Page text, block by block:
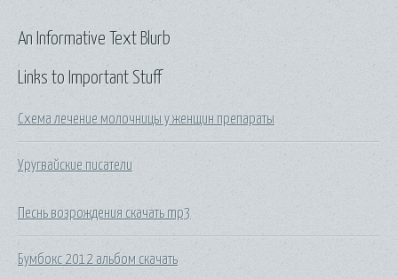
Links to Important Stuff
Схема лечение молочницы у женщин препараты
Уругвайские писатели
Песнь возрождения скачать mp3
Бумбокс 2012 альбом скачать
An Informative Text Blurb